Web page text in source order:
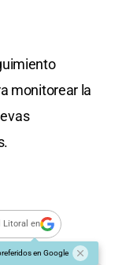
monitorear la
Litoral en
en Google